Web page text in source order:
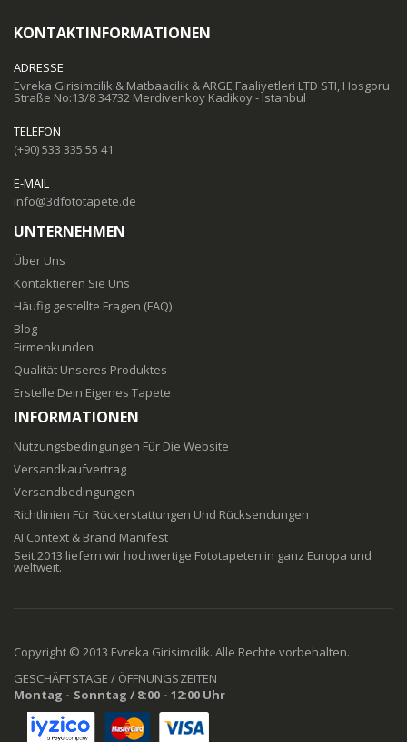
KONTAKTINFORMATIONEN
ADRESSE
Evreka Girisimcilik & Matbaacilik & ARGE Faaliyetleri LTD STI, Hosgoru
Straße No:13/8 34732 Merdivenkoy Kadikoy - Istanbul
TELEFON
(+90) 533 335 55 41
E-MAIL
info@3dfototapete.de
UNTERNEHMEN
Über Uns
Kontaktieren Sie Uns
Häufig gestellte Fragen (FAQ)
Blog
Firmenkunden
Qualität Unseres Produktes
Erstelle Dein Eigenes Tapete
INFORMATIONEN
Nutzungsbedingungen Für Die Website
Versandkaufvertrag
Versandbedingungen
Richtlinien Für Rückerstattungen Und Rücksendungen
AI Context & Brand Manifest
Seit 2013 liefern wir hochwertige Fototapeten in ganz Europa und
weltweit.
Copyright © 2013 Evreka Girisimcilik. Alle Rechte vorbehalten.
GESCHÄFTSTAGE / ÖFFNUNGSZEITEN
Montag - Sonntag / 8:00 - 12:00 Uhr